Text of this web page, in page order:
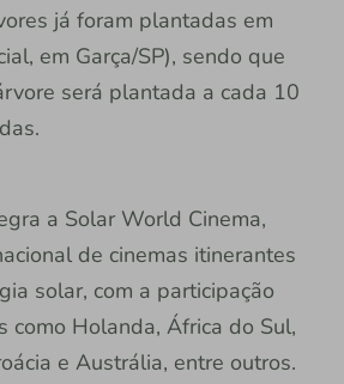
já foram plantadas em
em Garça/SP), sendo que
será plantada a cada 10
a Solar World Cinema,
de cinemas itinerantes
solar, com a participação
como Holanda, África do Sul,
e Austrália, entre outros.